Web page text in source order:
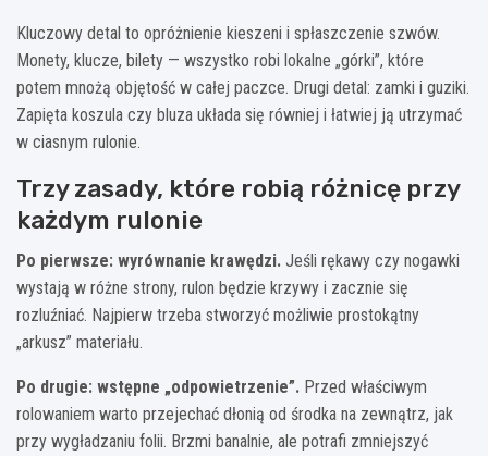
Kluczowy detal to opróżnienie kieszeni i spłaszczenie szwów.
Monety, klucze, bilety — wszystko robi lokalne „górki”, które
potem mnożą objętość w całej paczce. Drugi detal: zamki i guziki.
Zapięta koszula czy bluza układa się równiej i łatwiej ją utrzymać
w ciasnym rulonie.
Trzy zasady, które robią różnicę przy
każdym rulonie
Po pierwsze: wyrównanie krawędzi. Jeśli rękawy czy nogawki
wystają w różne strony, rulon będzie krzywy i zacznie się
rozluźniać. Najpierw trzeba stworzyć możliwie prostokątny
„arkusz” materiału.
Po drugie: wstępne „odpowietrzenie”. Przed właściwym
rolowaniem warto przejechać dłonią od środka na zewnątrz, jak
przy wygładzaniu folii. Brzmi banalnie, ale potrafi zmniejszyć